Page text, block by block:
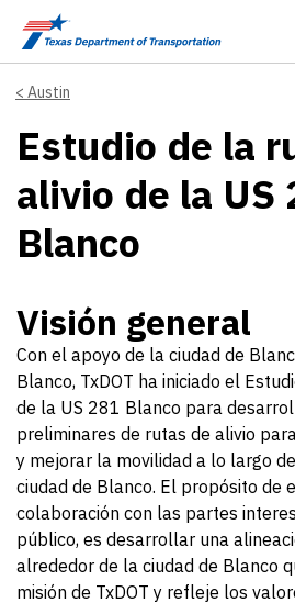
Skip to main content
Austin
Estudio de la
alivio de la US
Blanco
Visión general
Con el apoyo de la ciudad de
Blanco, TxDOT ha iniciado el
de la US 281 Blanco para
preliminares de rutas de alivio
y mejorar la movilidad a lo largo
ciudad de Blanco. El propósito de
colaboración con las partes
público, es desarrollar una
alrededor de la ciudad de Blanco
misión de TxDOT y refleje los